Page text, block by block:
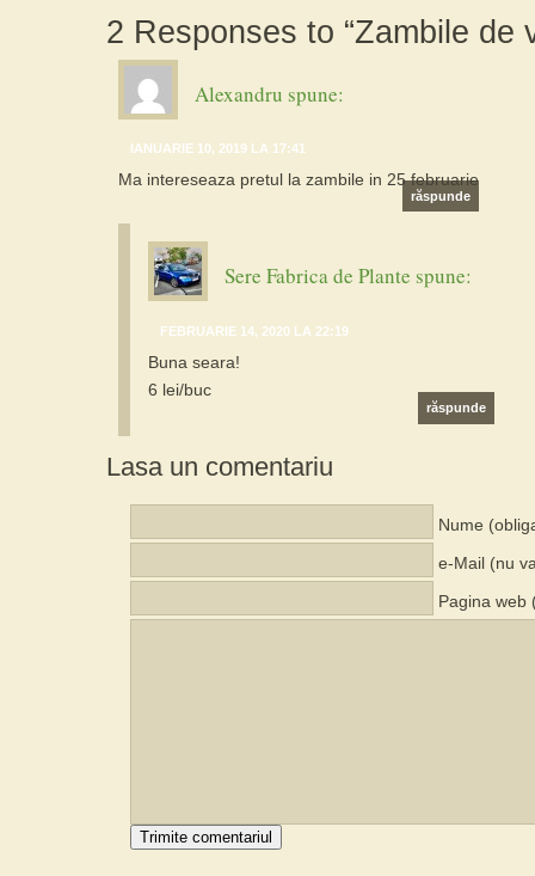
2 Responses to “Zambile de
Alexandru spune:
IANUARIE 10, 2019 LA 17:41
Ma intereseaza pretul la zambile in 25 februarie
răspunde
Sere Fabrica de Plante spune:
FEBRUARIE 14, 2020 LA 22:19
Buna seara!
6 lei/buc
răspunde
Lasa un comentariu
Nume
e-Mail (nu
Pagina web